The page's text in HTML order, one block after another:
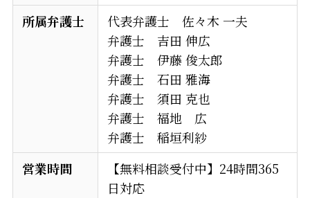
所属弁護士
代表弁護士 佐々木 一夫
弁護士 吉田 伸広
弁護士 伊藤 俊太郎
弁護士 石田 雅海
弁護士 須田 克也
弁護士 福地 広
弁護士 稲垣利紗
営業時間
【無料相談受付中】24時間365
日対応